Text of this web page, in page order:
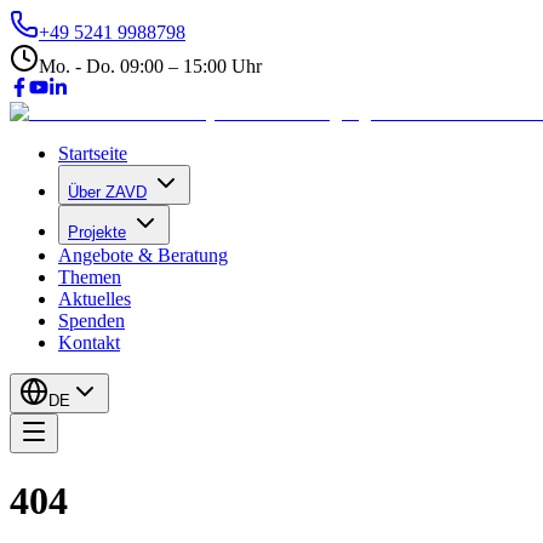
+49 5241 9988798
Mo. - Do. 09:00 – 15:00 Uhr
Startseite
Über ZAVD
Projekte
Angebote & Beratung
Themen
Aktuelles
Spenden
Kontakt
DE
404